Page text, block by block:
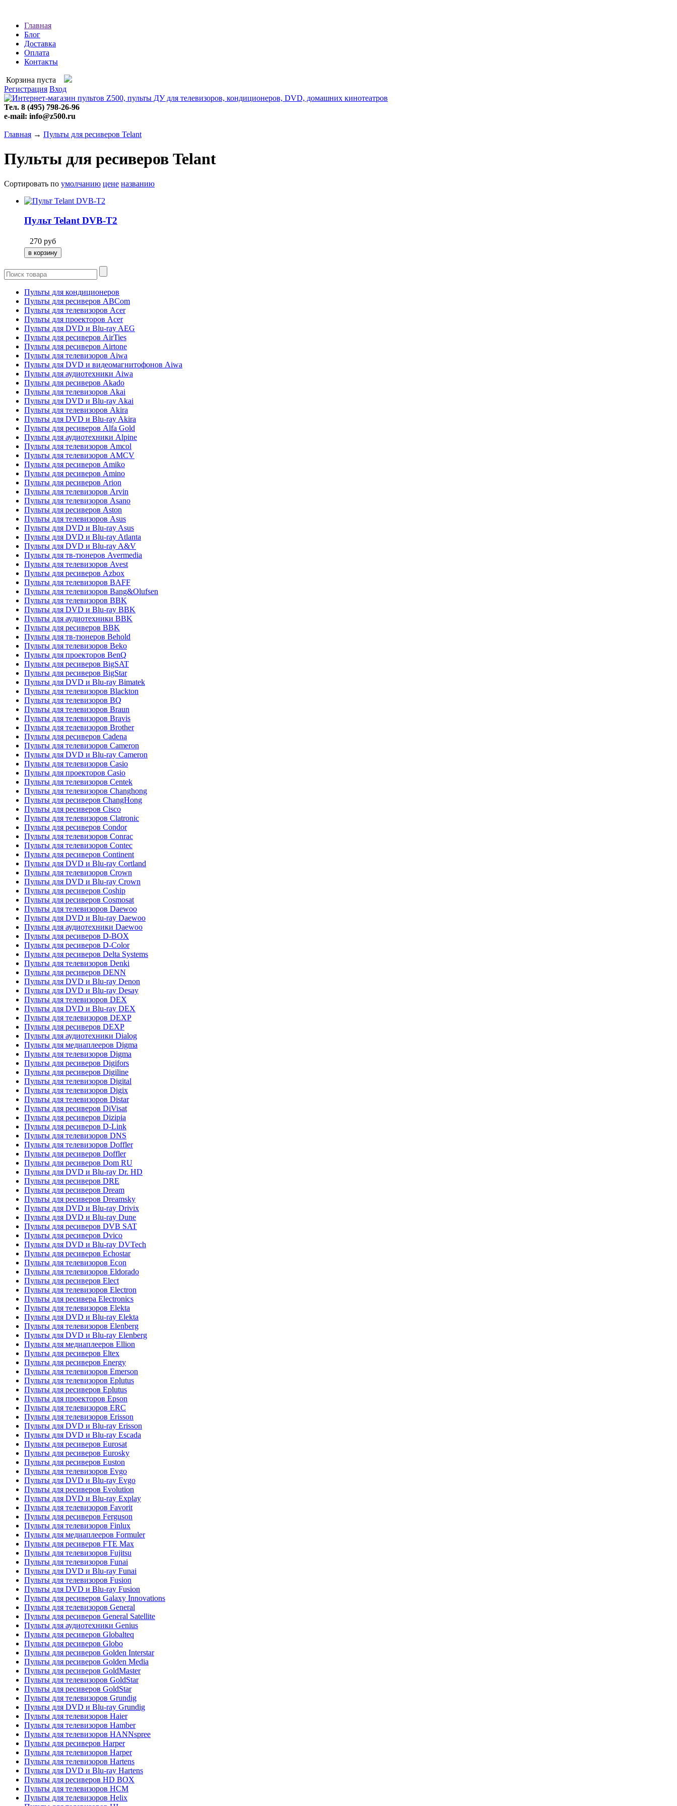
Главная
Блог
Доставка
Оплата
Контакты
Корзина пуста
Регистрация Вход
Тел. 8 (495) 798-26-96
e-mail: info@z500.ru
Главная → Пульты для ресиверов Telant
Пульты для ресиверов Telant
Сортировать по умолчанию цене названию
Пульт Telant DVB-T2
270 руб
Пульты для кондиционеров
Пульты для ресиверов ABCom
Пульты для телевизоров Acer
Пульты для проекторов Acer
Пульты для DVD и Blu-ray AEG
Пульты для ресиверов AirTies
Пульты для ресиверов Airtone
Пульты для телевизоров Aiwa
Пульты для DVD и видеомагнитофонов Aiwa
Пульты для аудиотехники Aiwa
Пульты для ресиверов Akado
Пульты для телевизоров Akai
Пульты для DVD и Blu-ray Akai
Пульты для телевизоров Akira
Пульты для DVD и Blu-ray Akira
Пульты для ресиверов Alfa Gold
Пульты для аудиотехники Alpine
Пульты для телевизоров Amcol
Пульты для телевизоров AMCV
Пульты для ресиверов Amiko
Пульты для ресиверов Amino
Пульты для ресиверов Arion
Пульты для телевизоров Arvin
Пульты для телевизоров Asano
Пульты для ресиверов Aston
Пульты для телевизоров Asus
Пульты для DVD и Blu-ray Asus
Пульты для DVD и Blu-ray Atlanta
Пульты для DVD и Blu-ray A&V
Пульты для тв-тюнеров Avermedia
Пульты для телевизоров Avest
Пульты для ресиверов Azbox
Пульты для телевизоров BAFF
Пульты для телевизоров Bang&Olufsen
Пульты для телевизоров BBK
Пульты для DVD и Blu-ray BBK
Пульты для аудиотехники BBK
Пульты для ресиверов BBK
Пульты для тв-тюнеров Behold
Пульты для телевизоров Beko
Пульты для проекторов BenQ
Пульты для ресиверов BigSAT
Пульты для ресиверов BigStar
Пульты для DVD и Blu-ray Bimatek
Пульты для телевизоров Blackton
Пульты для телевизоров BQ
Пульты для телевизоров Braun
Пульты для телевизоров Bravis
Пульты для телевизоров Brother
Пульты для ресиверов Cadena
Пульты для телевизоров Cameron
Пульты для DVD и Blu-ray Cameron
Пульты для телевизоров Casio
Пульты для проекторов Casio
Пульты для телевизоров Centek
Пульты для телевизоров Changhong
Пульты для ресиверов ChangHong
Пульты для ресиверов Cisco
Пульты для телевизоров Clatronic
Пульты для ресиверов Condor
Пульты для телевизоров Conrac
Пульты для телевизоров Contec
Пульты для ресиверов Continent
Пульты для DVD и Blu-ray Cortland
Пульты для телевизоров Crown
Пульты для DVD и Blu-ray Crown
Пульты для ресиверов Coship
Пульты для ресиверов Cosmosat
Пульты для телевизоров Daewoo
Пульты для DVD и Blu-ray Daewoo
Пульты для аудиотехники Daewoo
Пульты для ресиверов D-BOX
Пульты для ресиверов D-Color
Пульты для ресиверов Delta Systems
Пульты для телевизоров Denki
Пульты для ресиверов DENN
Пульты для DVD и Blu-ray Denon
Пульты для DVD и Blu-ray Desay
Пульты для телевизоров DEX
Пульты для DVD и Blu-ray DEX
Пульты для телевизоров DEXP
Пульты для ресиверов DEXP
Пульты для аудиотехники Dialog
Пульты для медиаплееров Digma
Пульты для телевизоров Digma
Пульты для ресиверов Digifors
Пульты для ресиверов Digiline
Пульты для телевизоров Digital
Пульты для телевизоров Digix
Пульты для телевизоров Distar
Пульты для ресиверов DiVisat
Пульты для ресиверов Dizipia
Пульты для ресиверов D-Link
Пульты для телевизоров DNS
Пульты для телевизоров Doffler
Пульты для ресиверов Doffler
Пульты для ресиверов Dom RU
Пульты для DVD и Blu-ray Dr. HD
Пульты для ресиверов DRE
Пульты для ресиверов Dream
Пульты для ресиверов Dreamsky
Пульты для DVD и Blu-ray Drivix
Пульты для DVD и Blu-ray Dune
Пульты для ресиверов DVB SAT
Пульты для ресиверов Dvico
Пульты для DVD и Blu-ray DVTech
Пульты для ресиверов Echostar
Пульты для телевизоров Econ
Пульты для телевизоров Eldorado
Пульты для ресиверов Elect
Пульты для телевизоров Electron
Пульты для ресивера Electronics
Пульты для телевизоров Elekta
Пульты для DVD и Blu-ray Elekta
Пульты для телевизоров Elenberg
Пульты для DVD и Blu-ray Elenberg
Пульты для медиаплееров Ellion
Пульты для ресиверов Eltex
Пульты для ресиверов Energy
Пульты для телевизоров Emerson
Пульты для телевизоров Eplutus
Пульты для ресиверов Eplutus
Пульты для проекторов Epson
Пульты для телевизоров ERC
Пульты для телевизоров Erisson
Пульты для DVD и Blu-ray Erisson
Пульты для DVD и Blu-ray Escada
Пульты для ресиверов Eurosat
Пульты для ресиверов Eurosky
Пульты для ресиверов Euston
Пульты для телевизоров Evgo
Пульты для DVD и Blu-ray Evgo
Пульты для ресиверов Evolution
Пульты для DVD и Blu-ray Explay
Пульты для телевизоров Favorit
Пульты для ресиверов Ferguson
Пульты для телевизоров Finlux
Пульты для медиаплееров Formuler
Пульты для ресиверов FTE Max
Пульты для телевизоров Fujitsu
Пульты для телевизоров Funai
Пульты для DVD и Blu-ray Funai
Пульты для телевизоров Fusion
Пульты для DVD и Blu-ray Fusion
Пульты для ресиверов Galaxy Innovations
Пульты для телевизоров General
Пульты для ресиверов General Satellite
Пульты для аудиотехники Genius
Пульты для ресиверов Globalteq
Пульты для ресиверов Globo
Пульты для ресиверов Golden Interstar
Пульты для ресиверов Golden Media
Пульты для ресиверов GoldMaster
Пульты для телевизоров GoldStar
Пульты для ресиверов GoldStar
Пульты для телевизоров Grundig
Пульты для DVD и Blu-ray Grundig
Пульты для телевизоров Haier
Пульты для телевизоров Hamber
Пульты для телевизоров HANNspree
Пульты для ресиверов Harper
Пульты для телевизоров Harper
Пульты для телевизоров Hartens
Пульты для DVD и Blu-ray Hartens
Пульты для ресиверов HD BOX
Пульты для телевизоров HCM
Пульты для телевизоров Helix